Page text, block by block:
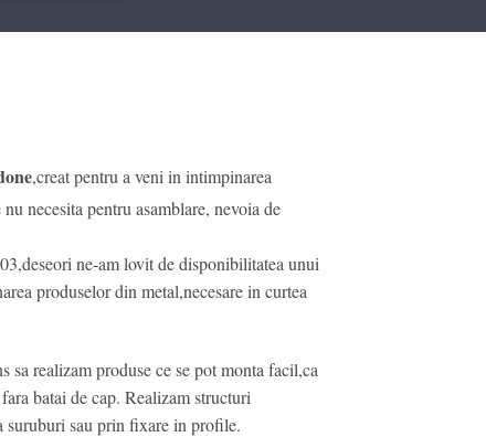
,creat pentru a veni in intimpinarea
necesita pentru asamblare, nevoia de
ne-am lovit de disponibilitatea unui
produselor din metal,necesare in curtea
sa realizam produse ce se pot monta facil,ca
batai de cap. Realizam structuri
suruburi sau prin fixare in profile.